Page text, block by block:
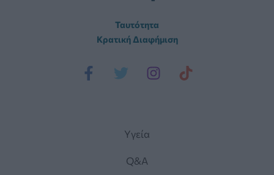
Ταυτότητα
Κρατική Διαφήμιση
Yγεία
Q&A